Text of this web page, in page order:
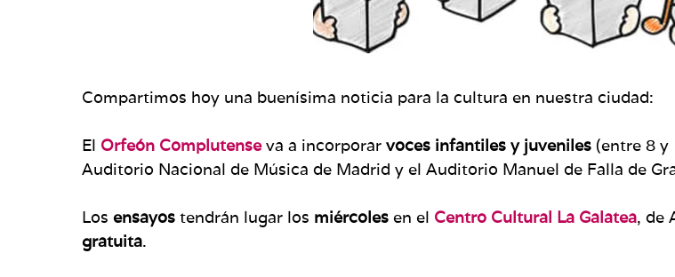
Compartimos hoy una buenísima noticia para la cultura en nuestra ciudad:
El Orfeón Complutenseva a incorporar voces infantiles y juveniles (entre 8 y
Auditorio Nacional de Música de Madrid y el Auditorio Manuel de Falla de
Los ensayos tendrán lugar los miércoles en el Centro Cultural La Galatea, de
gratuita.